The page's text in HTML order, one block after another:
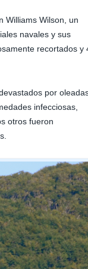
Williams Wilson, un
navales y sus
recortados y
por
infecciosas,
otros fueron